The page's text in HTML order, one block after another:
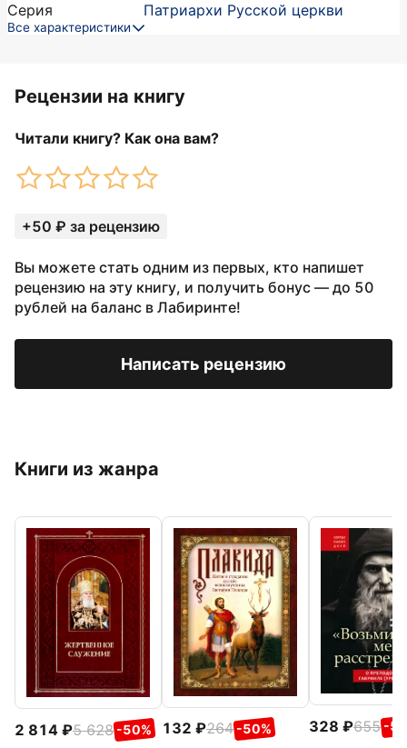
Серия
Патриархи Русской церкви
Все характеристики
Рецензии на книгу
Читали книгу? Как она вам?
+50 ₽ за рецензию
Вы можете стать одним из первых, кто напишет
рецензию на эту книгу, и получить бонус — до 50
рублей на баланс в Лабиринте!
Написать рецензию
Книги из жанра
2 814 5 628 -50% 132 264 -50% 328 655 -